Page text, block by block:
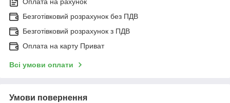
Безготівковий розрахунок без ПДВ
Безготівковий розрахунок з ПДВ
Оплата на карту Приват
Всі умови оплати
Умови повернення